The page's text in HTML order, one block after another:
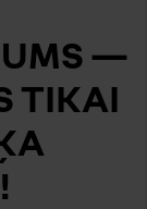
—
TIKAI